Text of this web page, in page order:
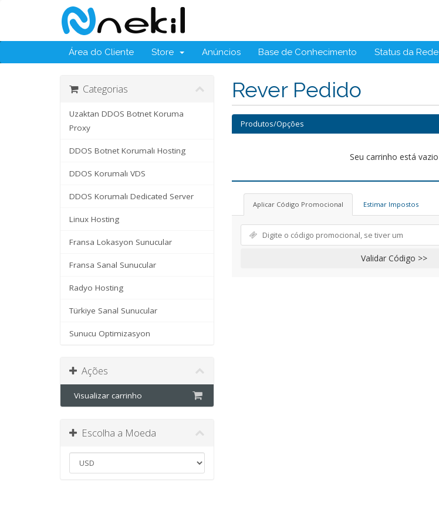
Área do Cliente Store Anúncios Base de Conhecimento Status da Rede
Rever Pedido
Categorias
Uzaktan DDOS Botnet Koruma
Proxy
DDOS Botnet Korumalı Hosting
DDOS Korumalı VDS
DDOS Korumalı Dedicated Server
Linux Hosting
Fransa Lokasyon Sunucular
Fransa Sanal Sunucular
Radyo Hosting
Türkiye Sanal Sunucular
Sunucu Optimizasyon
Ações
Visualizar carrinho
Escolha a Moeda
Produtos/Opções
Seu carrinho está vazio
Aplicar Código Promocional Estimar Impostos
Validar Código >>